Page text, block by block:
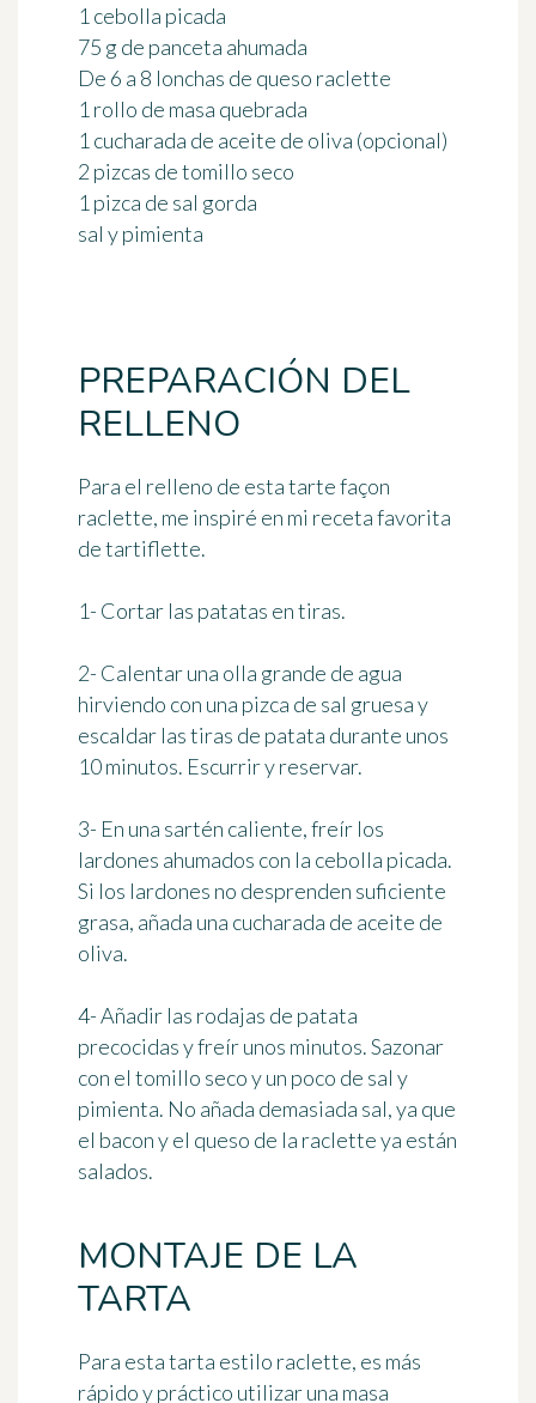
1 cebolla picada
75 g de panceta ahumada
De 6 a 8 lonchas de queso raclette
1 rollo de masa quebrada
1 cucharada de aceite de oliva (opcional)
2 pizcas de tomillo seco
1 pizca de sal gorda
sal y pimienta
PREPARACIÓN DEL
RELLENO
Para el relleno de estatarte façon
raclette, me inspiré en mi receta favorita
de tartiflette.
1- Cortar las patatas en tiras.
2- Calentar una olla grande de agua
hirviendo con una pizca de sal gruesa y
escaldar las tiras de patata durante unos
10 minutos. Escurrir y reservar.
3- En una sartén caliente, freír los
lardones ahumados con la cebolla picada.
Si los lardones no desprenden suficiente
grasa, añada una cucharada de aceite de
oliva.
4- Añadir las rodajas de patata
precocidas y freír unos minutos. Sazonar
con el tomillo seco y un poco de sal y
pimienta. No añada demasiada sal, ya que
el bacon y el queso de la raclette ya están
salados.
MONTAJE DE LA
TARTA
Para esta tarta estilo raclette, es más
rápido y práctico utilizar una masa